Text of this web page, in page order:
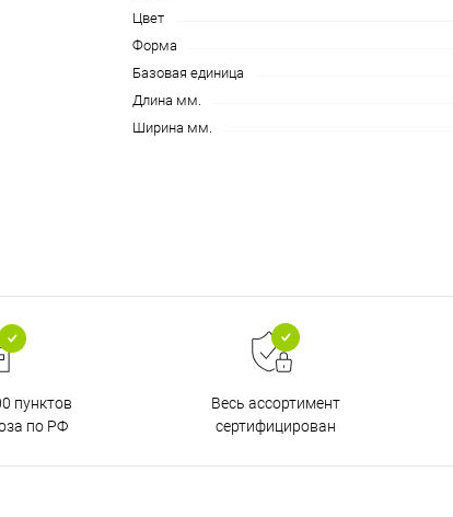
Цвет
Форма
Базовая единица
Длина мм.
Ширина мм.
пунктов
по РФ
Весь ассортимент
сертифицирован